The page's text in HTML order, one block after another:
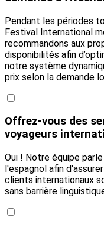
Pendant les périodes
Festival International
recommandons aux
disponibilités afin
notre système
prix selon la demande
Offrez-vous des
voyageurs
Oui ! Notre équipe
l'espagnol afin
clients internationaux
sans barrière